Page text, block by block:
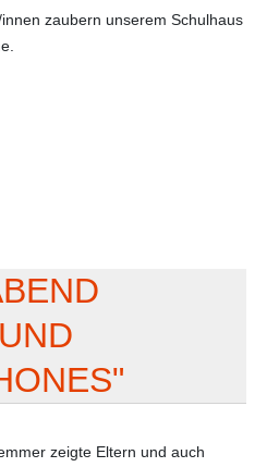
zaubern unserem Schulhaus
zeigte Eltern und auch